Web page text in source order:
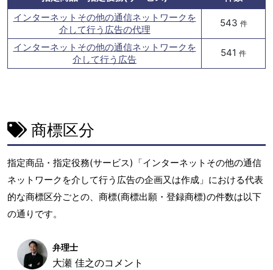
インターネットその他の通信ネットワークを
介して行う広告の代理
543 件
インターネットその他の通信ネットワークを
介して行う広告
541 件
商標区分
指定商品・指定役務(サービス)「インターネットその他の通信
ネットワークを介して行う広告の企画又は作成」における代表
的な商標区分ごとの、商標(商標出願・登録商標)の件数は以下
の通りです。
弁理士
大瀬 佳之のコメント